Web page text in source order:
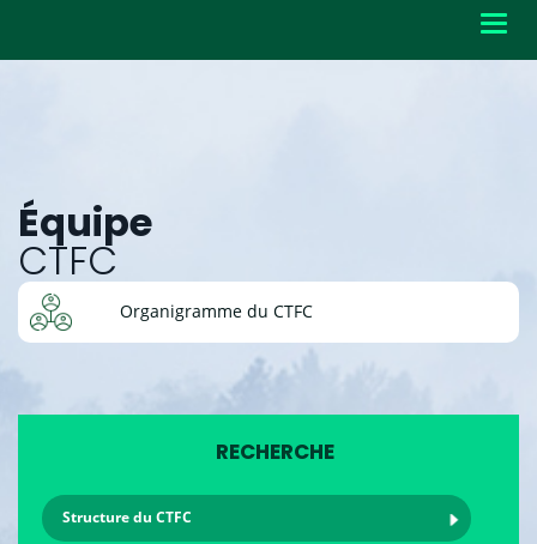
Équipe
CTFC
Organigramme du CTFC
RECHERCHE
Structure du CTFC